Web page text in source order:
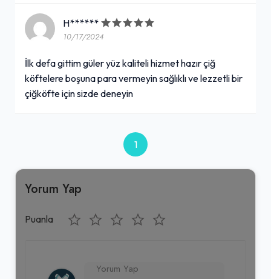
+
Coca-Cola (33 cl.)
40,00₺
Kutu içecek
+
Sade Soda (20 cl.)
Etsiz Çiğ Köfte (250 gr.)
Nar ekşisi, acı sos, göbek marul, lavaş ile
H******
10/17/2024
İlk defa gittim güler yüz kaliteli hizmet hazır çiğ
köftelere boşuna para vermeyin sağlıklı ve lezzetli bir
çiğköfte için sizde deneyin
1
Yorum Yap
Puanla